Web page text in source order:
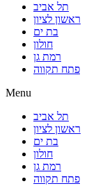
תל אביב
ראשון לציון
בת ים
חולון
רמת גן
פתח תקווה
Menu
תל אביב
ראשון לציון
בת ים
חולון
רמת גן
פתח תקווה